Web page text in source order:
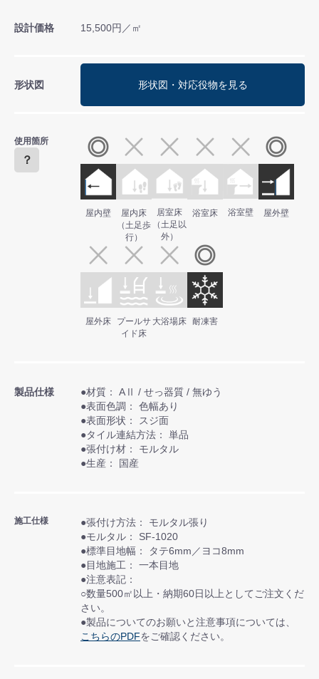
設計価格 15,500円／㎡
形状図 形状図・対応役物を見る
使用箇所
？
屋内壁
屋内床
（土足歩
行）
居室床
（土足以
外）
浴室床 浴室壁 屋外壁
屋外床
プールサ
イド床
大浴場床 耐凍害
製品仕様
●材質： AⅡ / せっ器質 / 無ゆう
●表面色調： 色幅あり
●表面形状： スジ面
●タイル連結方法： 単品
●張付け材： モルタル
●生産： 国産
施工仕様
●張付け方法： モルタル張り
●モルタル： SF-1020
●標準目地幅： タテ6mm／ヨコ8mm
●目地施工： 一本目地
●注意表記：
○数量500㎡以上・納期60日以上としてご注文くだ
さい。
●製品についてのお願いと注意事項については、
こちらのPDFをご確認ください。